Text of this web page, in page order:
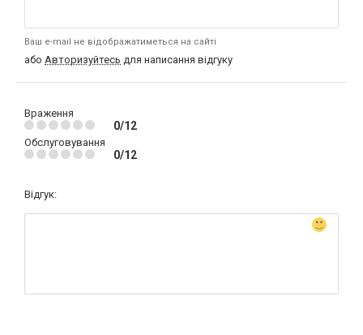
Ваш e-mail не відображатиметься на сайті
або Авторизуйтесь для написання відгуку
Враження
0/12
Обслуговування
0/12
Відгук: